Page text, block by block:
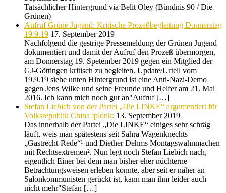
Tatsächlicher Hintergrund via Belit Oley (Bündnis 90 / Die
Grünen)
Aufruf Grüne Jugend: Kritische Prozeßbegleitung Donnerstag
19.9.19 17. September 2019
Nachfolgend die gestrige Pressemeldung der Grünen Jugend
dokumentiert und damit der Aufruf den Prozeß übermorgen,
am Donnerstag 19. Spetember 2019 gegen ein Mitglied der
GJ-Göttingen kritisch zu begleiten. Update/Urteil vom
19.9.19 siehe unten Hintergrund ist eine Anti-Nazi-Demo
gegen Jens Wilke und seine Freunde und Helfer am 21. Mai
2016. Ich kann mich noch gut an"Aufruf […]
Stefan Liebich von der Partei „Die LINKE“ argumentiert für
Volksrepublik China :plonk: 13. September 2019
Das innerhalb der Partei „Die LINKE“ einiges sehr schräg
läuft, weis man spätestens seit Sahra Wagenknechts
„Gastrecht-Rede“¹ und Diether Dehms Montagswahnmachen
mit Rechtsextremen². Nun legt noch Stefan Liebich nach,
eigentlich Einer bei dem man bisher eher nüchterne
Betrachtungsweisen erleben konnte, aber seit er näher an
Salonkommunisten gerückt ist, kann man ihm leider auch
nicht mehr"Stefan […]